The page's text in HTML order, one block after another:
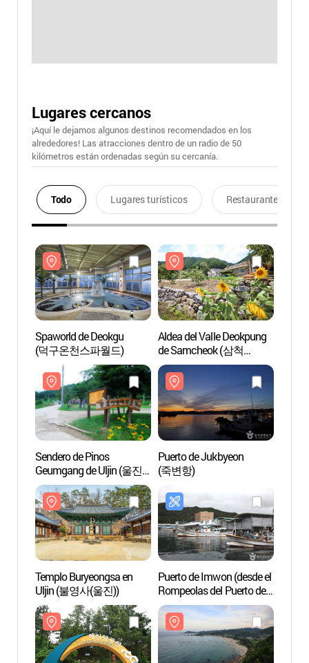
Lugares cercanos
¡Aquí le dejamos algunos destinos recomendados en los
alrededores! Las atracciones dentro de un radio de 50
kilómetros están ordenadas según su cercanía.
Todo Lugares turísticos Restaurantes
Spaworld de Deokgu
(덕구온천스파월드)
Aldea del Valle Deokpung
de Samcheok (삼척
덕풍계곡마을)
Sendero de Pinos
Geumgang de Uljin (울진
금강소나무 숲길)
Puerto de Jukbyeon
(죽변항)
Templo Buryeongsa en
Uljin (불영사(울진))
Puerto de Imwon (desde el
Rompeolas del Puerto de
Imwon hasta la Cueva
Domigul) (임원항
(임원항방파제 ~ 도미굴))